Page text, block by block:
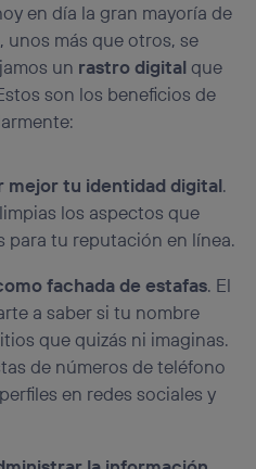
en día la gran mayoría de
más que otros, se
un rastro digitalque
son los beneficios de
mejor tu identidad digital.
los aspectos que
para tu reputación en línea.
fachada de estafas. El
a saber si tu nombre
que quizás ni imaginas.
de números de teléfono
en redes sociales y